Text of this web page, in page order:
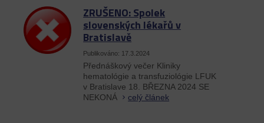
ZRUŠENO: Spolek
slovenských lékařů v
Bratislavě
Publikováno: 17.3.2024
Přednáškový večer Kliniky
hematológie a transfuziológie LFUK
v Bratislave 18. BŘEZNA 2024 SE
NEKONÁ
celý článek